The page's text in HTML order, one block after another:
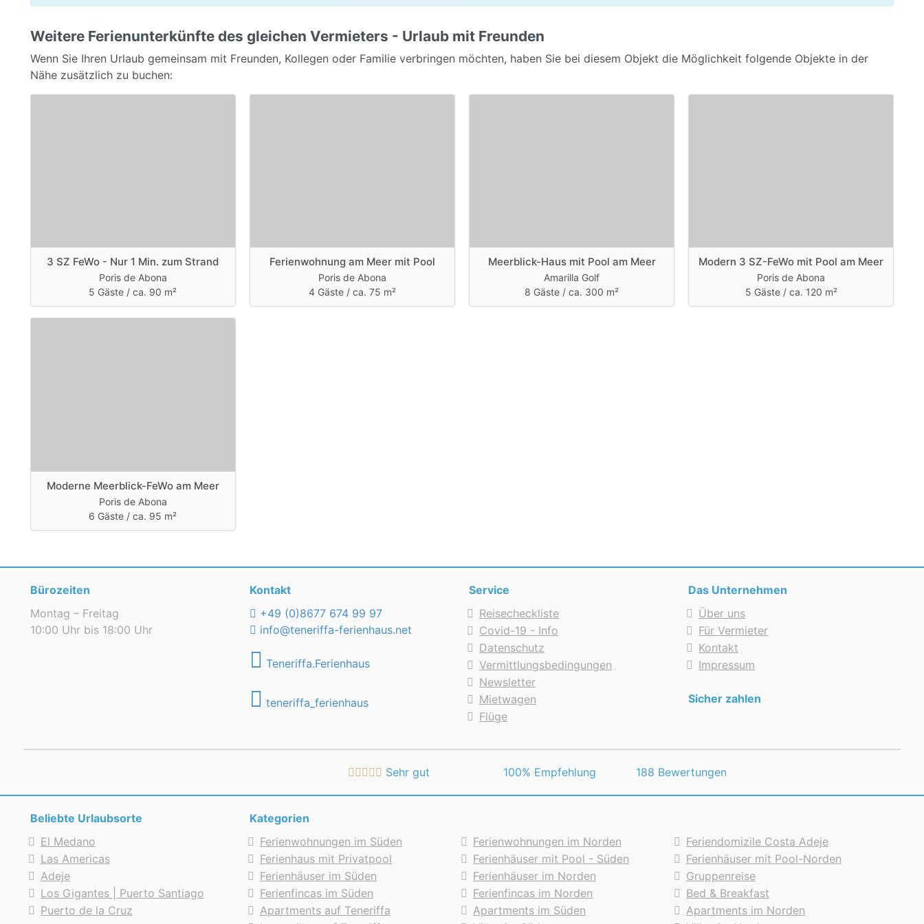
Weitere Ferienunterkünfte des gleichen Vermieters - Urlaub mit Freunden
Wenn Sie Ihren Urlaub gemeinsam mit Freunden, Kollegen oder Familie verbringen möchten, haben Sie bei diesem Objekt die Möglichkeit folgende Objekte in der
Nähe zusätzlich zu buchen:
3 SZ FeWo - Nur 1 Min. zum Strand
Poris de Abona
5 Gäste /ca. 90 m²
Ferienwohnung am Meer mit Pool
Poris de Abona
4 Gäste / ca. 75 m²
Meerblick-Haus mit Pool am Meer
Amarilla Golf
8 Gäste /ca. 300 m²
Modern 3 SZ-FeWo mit Pool am Meer
Poris de Abona
5 Gäste / ca. 120 m²
Moderne Meerblick-FeWo am Meer
Poris de Abona
6 Gäste /ca. 95 m²
Bürozeiten
Montag – Freitag
10:00 Uhr bis 18:00 Uhr
Kontakt
+49 (0)8677 674 99 97
info@teneriffa-ferienhaus.net
Teneriffa.Ferienhaus
teneriffa_ferienhaus
Service
Reisecheckliste
Covid-19 - Info
Datenschutz
Vermittlungsbedingungen
Newsletter
Mietwagen
Flüge
Das Unternehmen
Über uns
Für Vermieter
Kontakt
Impressum
Sicher zahlen
Sehr gut 100% Empfehlung 188 Bewertungen
Beliebte Urlaubsorte
El Medano
Las Americas
Adeje
Los Gigantes | Puerto Santiago
Puerto de la Cruz
Kategorien
Ferienwohnungen im Süden
Ferienwohnungen im Norden
Feriendomizile Costa Adeje
Ferienhaus mit Privatpool
Ferienhäuser mit Pool - Süden
Ferienhäuser mit Pool-Norden
Ferienhäuser im Süden
Ferienhäuser im Norden
Gruppenreise
Ferienfincas im Süden
Ferienfincas im Norden
Bed & Breakfast
Apartments auf Teneriffa
Apartments im Süden
Apartments im Norden